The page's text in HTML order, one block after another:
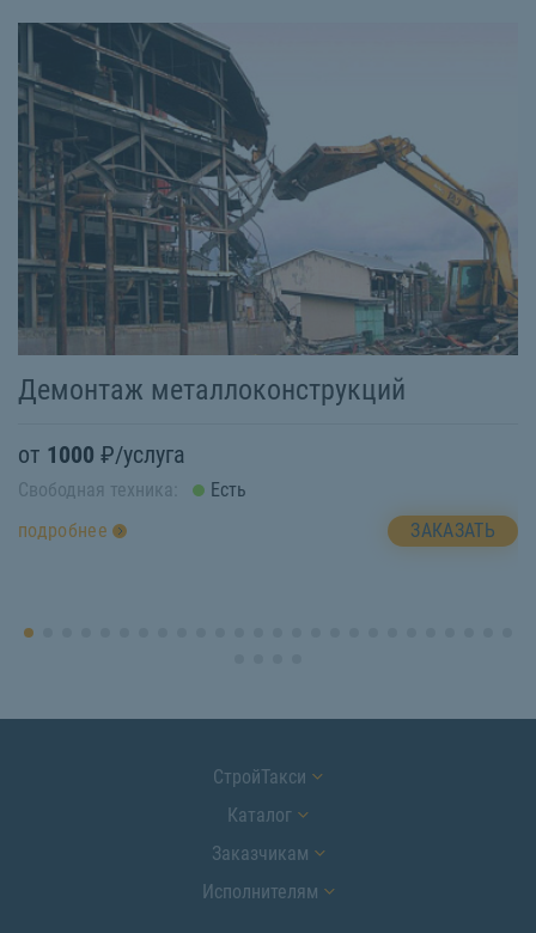
Демонтаж металлоконструкций
от 1000 ₽/услуга
Свободная техника:
Есть
подробнее
ЗАКАЗАТЬ
СтройТакси
Каталог
Заказчикам
Исполнителям